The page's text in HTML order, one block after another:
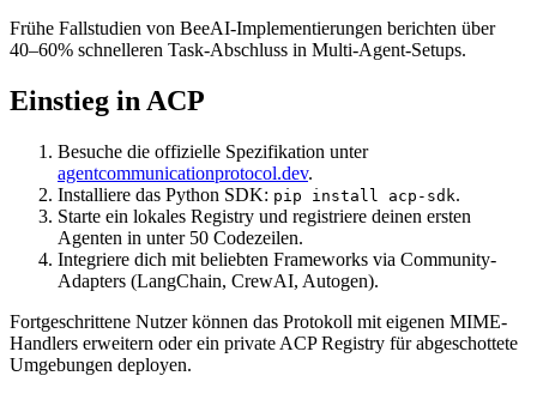
Frühe Fallstudien von BeeAI-Implementierungen berichten über
40–60% schnelleren Task-Abschluss in Multi-Agent-Setups.
Einstieg in ACP
Besuche die offizielle Spezifikation unter
agentcommunicationprotocol.dev.
Installiere das Python SDK: pip install acp-sdk.
Starte ein lokales Registry und registriere deinen ersten
Agenten in unter 50 Codezeilen.
Integriere dich mit beliebten Frameworks via Community-
Adapters (LangChain, CrewAI, Autogen).
Fortgeschrittene Nutzer können das Protokoll mit eigenen MIME-
Handlers erweitern oder ein private ACP Registry für abgeschottete
Umgebungen deployen.